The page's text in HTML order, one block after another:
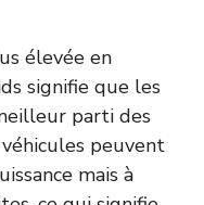
élevée en
signifie que les
parti des
peuvent
mais à